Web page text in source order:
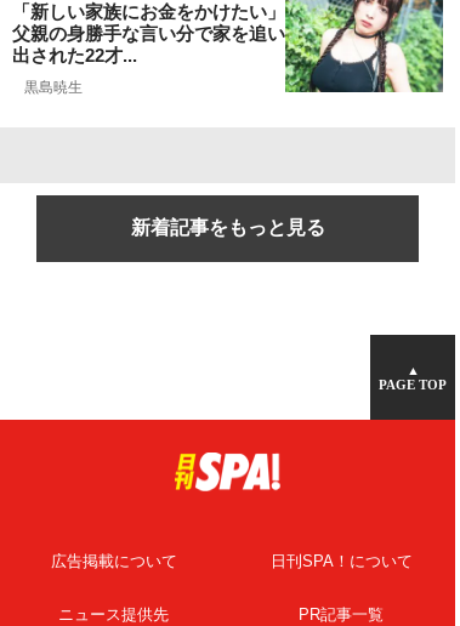
「新しい家族にお金をかけたい」
父親の身勝手な言い分で家を追い
出された22才...
黒島暁生
新着記事をもっと見る
▲
PAGE TOP
広告掲載について 日刊SPA！について
ニュース提供先 PR記事一覧